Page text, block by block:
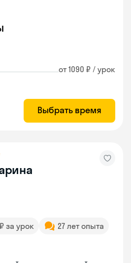
от 1090 ₽ / урок
Выбрать время
за урок
27 лет опыта